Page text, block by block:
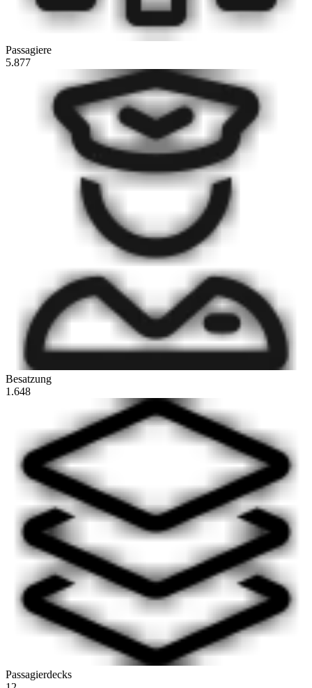
Passagiere
5.877
Besatzung
1.648
Passagierdecks